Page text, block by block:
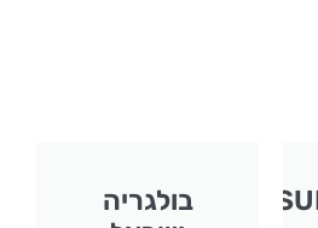
בולגריה